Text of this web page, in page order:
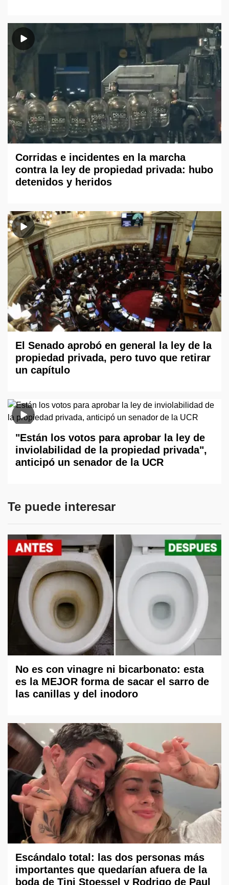
Corridas e incidentes en la marcha
contra la ley de propiedad privada: hubo
detenidos y heridos
El Senado aprobó en general la ley de la
propiedad privada, pero tuvo que retirar
un capítulo
"Están los votos para aprobar la ley de
inviolabilidad de la propiedad privada",
anticipó un senador de la UCR
Te puede interesar
No es con vinagre ni bicarbonato: esta
es la MEJOR forma de sacar el sarro de
las canillas y del inodoro
Escándalo total: las dos personas más
importantes que quedarían afuera de la
boda de Tini Stoessel y Rodrigo de Paul